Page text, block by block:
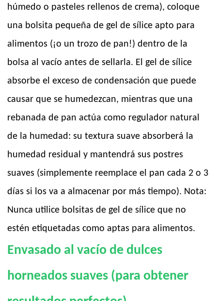
húmedo o pasteles rellenos de crema), coloque
una bolsita pequeña de gel de sílice apto para
alimentos (¡o un trozo de pan!) dentro de la
bolsa al vacío antes de sellarla. El gel de sílice
absorbe el exceso de condensación que puede
causar que se humedezcan, mientras que una
rebanada de pan actúa como regulador natural
de la humedad: su textura suave absorberá la
humedad residual y mantendrá sus postres
suaves (simplemente reemplace el pan cada 2 o 3
días si los va a almacenar por más tiempo). Nota:
Nunca utilice bolsitas de gel de sílice que no
estén etiquetadas como aptas para alimentos.
Envasado al vacío de dulces
horneados suaves (para obtener